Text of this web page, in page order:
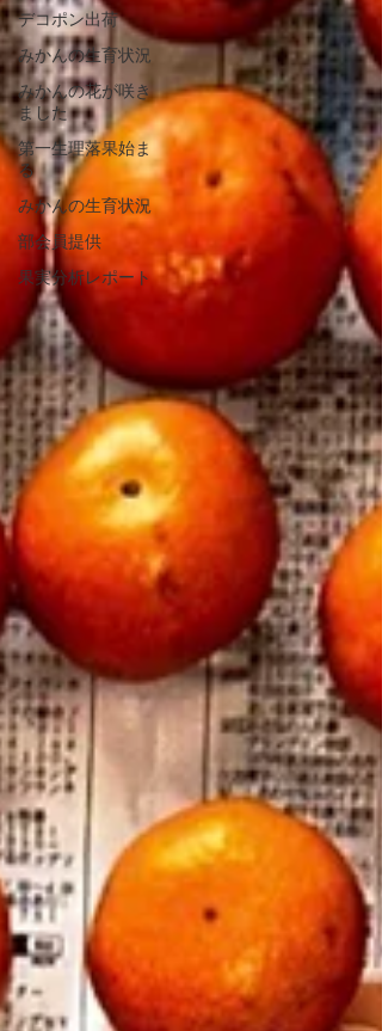
デコポン出荷
みかんの生育状況
みかんの花が咲き
ました
第一生理落果始ま
る
みかんの生育状況
部会員提供
果実分析レポート